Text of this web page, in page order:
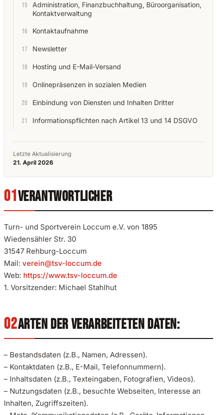
Administration, Finanzbuchhaltung, Büroorganisation,
Kontaktverwaltung
Kontaktaufnahme
Newsletter
Hosting und E-Mail-Versand
Onlinepräsenzen in sozialen Medien
Einbindung von Diensten und Inhalten Dritter
Informationspflichten nach Artikel 13 und 14 DSGVO
Letzte Aktualisierung
21. April 2026
VERANTWORTLICHER
Turn- und Sportverein Loccum e.V. von 1895
Wiedensähler Str. 30
31547 Rehburg-Loccum
Mail: verein@tsv-loccum.de
Web: https://www.tsv-loccum.de
1. Vorsitzender: Michael Stahlhut
ARTEN DER VERARBEITETEN DATEN:
– Bestandsdaten (z.B., Namen, Adressen).
– Kontaktdaten (z.B., E-Mail, Telefonnummern).
– Inhaltsdaten (z.B., Texteingaben, Fotografien, Videos).
– Nutzungsdaten (z.B., besuchte Webseiten, Interesse an
Inhalten, Zugriffszeiten).